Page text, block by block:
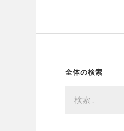
全体の検索